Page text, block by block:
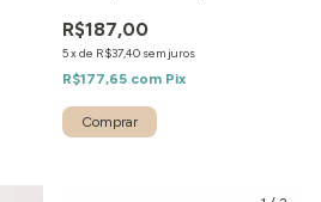
R$187,00
5xde R$37,40 sem juros
R$177,65 com Pix
Comprar